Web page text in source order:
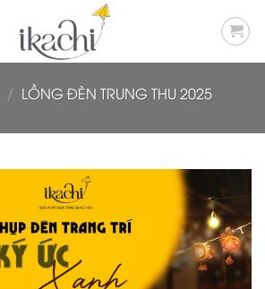
/ LỒNG ĐÈN TRUNG THU 2025